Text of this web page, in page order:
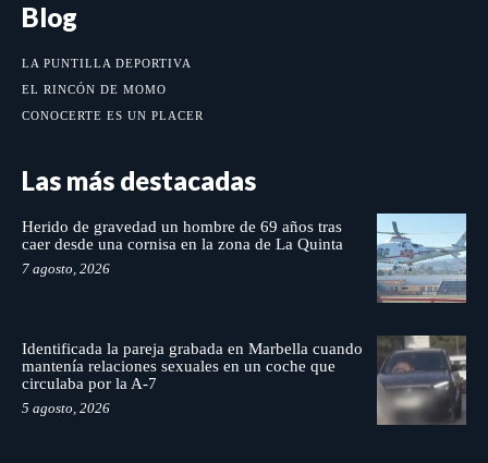
Blog
LA PUNTILLA DEPORTIVA
EL RINCÓN DE MOMO
CONOCERTE ES UN PLACER
Las más destacadas
Herido de gravedad un hombre de 69 años tras
caer desde una cornisa en la zona de La Quinta
7 agosto, 2026
Identificada la pareja grabada en Marbella cuando
mantenía relaciones sexuales en un coche que
circulaba por la A-7
5 agosto, 2026